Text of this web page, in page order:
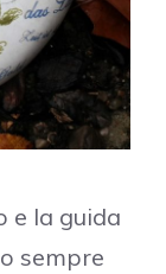
e la guida
sempre